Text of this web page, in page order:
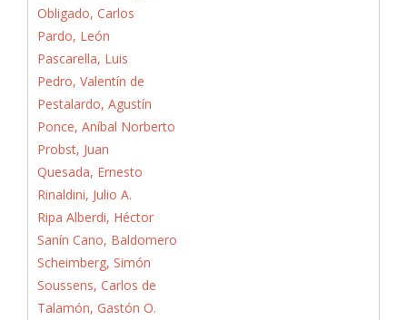
Obligado, Carlos
Pardo, León
Pascarella, Luis
Pedro, Valentín de
Pestalardo, Agustín
Ponce, Aníbal Norberto
Probst, Juan
Quesada, Ernesto
Rinaldini, Julio A.
Ripa Alberdi, Héctor
Sanín Cano, Baldomero
Scheimberg, Simón
Soussens, Carlos de
Talamón, Gastón O.